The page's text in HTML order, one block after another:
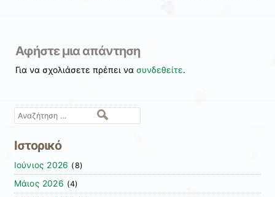
Αφήστε μια απάντηση
Για να σχολιάσετε πρέπει νασυνδεθείτε.
Αναζήτηση
Ιστορικό
Ιούνιος 2026 (8)
Μάιος 2026 (4)